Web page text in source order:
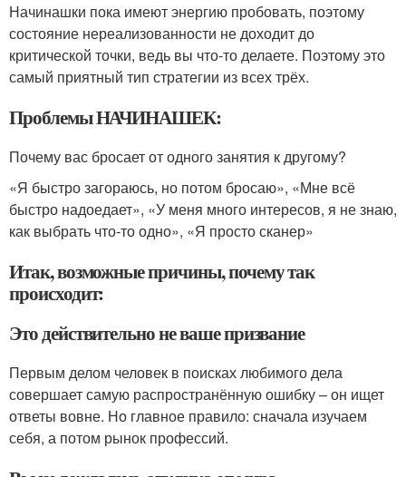
Начинашки пока имеют энергию пробовать, поэтому
состояние нереализованности не доходит до
критической точки, ведь вы что-то делаете. Поэтому это
самый приятный тип стратегии из всех трёх.
Проблемы НАЧИНАШЕК:
Почему вас бросает от одного занятия к другому?
«Я быстро загораюсь, но потом бросаю», «Мне всё
быстро надоедает», «У меня много интересов, я не знаю,
как выбрать что-то одно», «Я просто сканер»
Итак, возможные причины, почему так
происходит:
Это действительно не ваше призвание
Первым делом человек в поисках любимого дела
совершает самую распространённую ошибку – он ищет
ответы вовне. Но главное правило: сначала изучаем
себя, а потом рынок профессий.